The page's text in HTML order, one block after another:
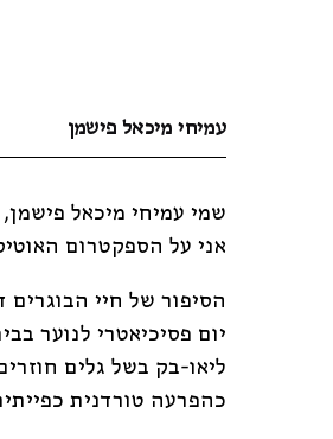
עמיחי מיכאל פישמן
שמי עמיחי מיכאל פישמן, יליד 2002 מהמושבה
אני על הספקטרום
הסיפור של חיי
יום פסיכיאטרי לנוער
ליאו-בק בשל גלים
כהפרעה טורדנית